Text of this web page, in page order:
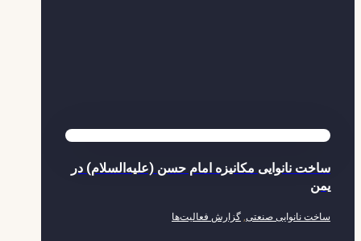
ساخت نانوایی مکانیزه امام حسن (علیه‌السلام) در
یمن
ساخت نانوایی صنعتی گزارش فعالیت‌ها